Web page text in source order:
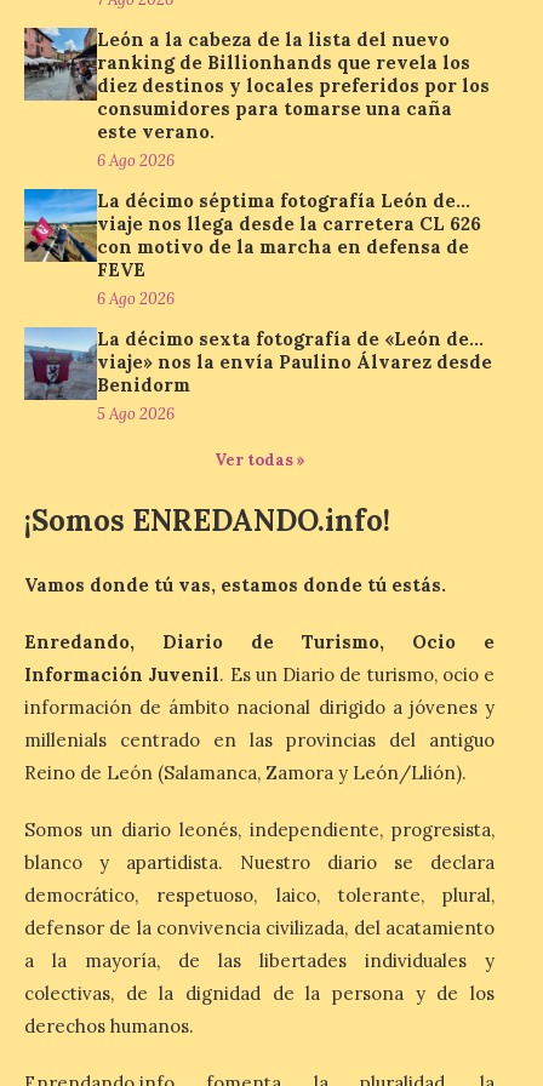
solar del 12 de agosto de 2026 sin
obstáculos. El visor es una herramienta a
la […]
Paradores renueva su
compromiso con La Vuelta
como patrocinador oficial
7 Ago 2026
La cadena hotelera pública
volverá a estar presente
en la zona de descanso
junto al control de firmas
y, como novedad, en el
para los ciclistas. El recorrido de La
Vuelta discurrirá junto a 17 […]
Última llamada: Eclipse
total del 12 de agosto.
precio
7 Ago 2026
León es la provincia más
económica (116€/noche),
más agotadas: solo un 4%
de alojamientos libres.
Zamora, Palencia y Álava son las
provincias con menos margen: apenas un
1% de los alojamientos siguen libres para
esas […]
El eclipse genera un boom
precios desorbitados,
León a la cabeza de la lista del nuevo
ranking de Billionhands que revela los
diez destinos y locales preferidos por los
consumidores para tomarse una caña
este verano.
6 Ago 2026
La décimo séptima fotografía León de…
viaje nos llega desde la carretera CL 626
con motivo de la marcha en defensa de
FEVE
6 Ago 2026
La décimo sexta fotografía de «León de…
viaje» nos la envía Paulino Álvarez desde
Benidorm
5 Ago 2026
Ver todas »
¡Somos ENREDANDO.info!
Vamos donde tú vas, estamos donde tú estás.
Enredando, Diario de Turismo, Ocio e
Información Juvenil. Es un Diario de turismo, ocio e
información de ámbito nacional dirigido a jóvenes y
millenials centrado en las provincias del antiguo
Reino de León (Salamanca, Zamora y León/Llión).
Somos un diario leonés, independiente, progresista,
blanco y apartidista. Nuestro diario se declara
democrático, respetuoso, laico, tolerante, plural,
defensor de la convivencia civilizada, del acatamiento
a la mayoría, de las libertades individuales y
colectivas, de la dignidad de la persona y de los
derechos humanos.